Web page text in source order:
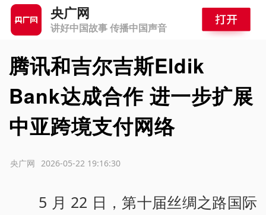
央广网
讲好中国故事 传播中国声音
腾讯和吉尔吉斯Eldik
Bank达成合作 进一步扩展
中亚跨境支付网络
2026-05-22 19:16:30
央广网
5 月 22 日，第十届丝绸之路国际